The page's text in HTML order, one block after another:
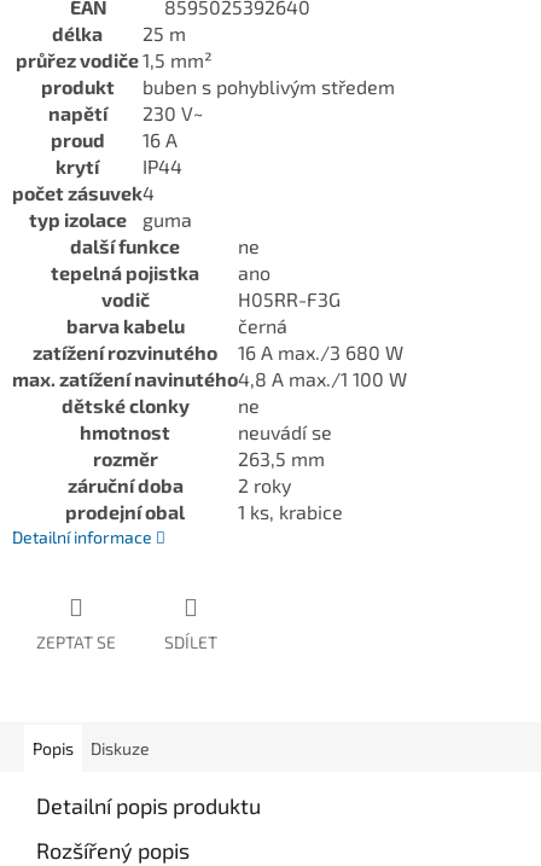
EAN
8595025392640
délka
25 m
průřez vodiče1,5 mm²
produkt
buben s pohyblivým středem
napětí
230 V~
proud
16 A
krytí
IP44
počet zásuvek4
typ izolace
guma
další funkce
ne
tepelná pojistka
ano
vodič
H05RR-F3G
barva kabelu
černá
zatížení rozvinutého
16 A max./3 680 W
max. zatížení navinutého4,8 A max./1 100 W
dětské clonky
ne
hmotnost
neuvádí se
rozměr
263,5 mm
záruční doba
2 roky
prodejní obal
1 ks, krabice
Detailní informace
ZEPTAT SE SDÍLET
Popis Diskuze
Detailní popis produktu
Rozšířený popis